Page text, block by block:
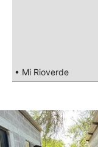
• Mi Rioverde